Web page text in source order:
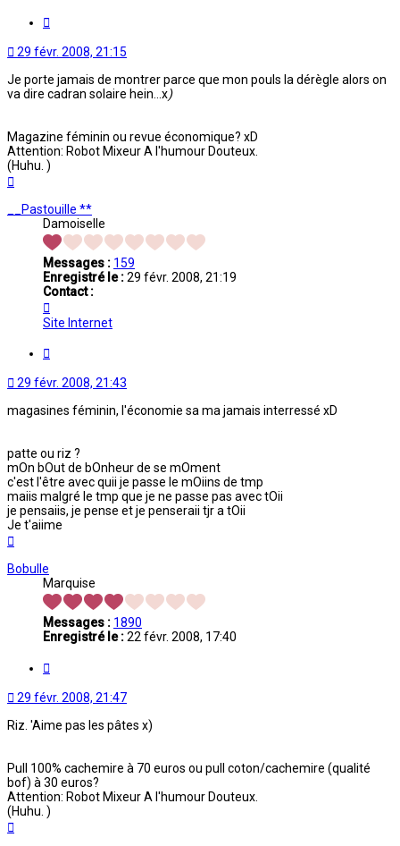
29 févr. 2008, 21:15
Je porte jamais de montrer parce que mon pouls la dérègle alors on
va dire cadran solaire hein...x)
Magazine féminin ou revue économique? xD
Attention: Robot Mixeur A l'humour Douteux.
(Huhu. )
__Pastouille **
Damoiselle
Messages : 159
Enregistré le :29 févr. 2008, 21:19
Contact :
__Pastouille
**
Site Internet
29 févr. 2008, 21:43
magasines féminin, l'économie sa ma jamais interressé xD
patte ou riz ?
mOn bOut de bOnheur de se mOment
c'est l'être avec quii je passe le mOiins de tmp
maiis malgré le tmp que je ne passe pas avec tOii
je pensaiis, je pense et je penseraii tjr a tOii
Je t'aiime
Bobulle
Marquise
Messages : 1890
Enregistré le :22 févr. 2008, 17:40
29 févr. 2008, 21:47
Riz. 'Aime pas les pâtes x)
Pull 100% cachemire à 70 euros ou pull coton/cachemire (qualité
bof) à 30 euros?
Attention: Robot Mixeur A l'humour Douteux.
(Huhu. )